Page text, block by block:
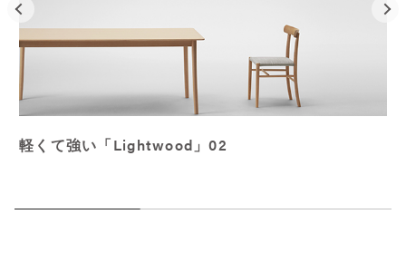
軽くて強い「Lightwood」02